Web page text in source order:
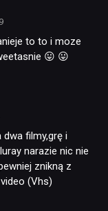
to to i moze
😛 😛
dwa filmy,grę i
narazie nic nie
znikną z
(Vhs)